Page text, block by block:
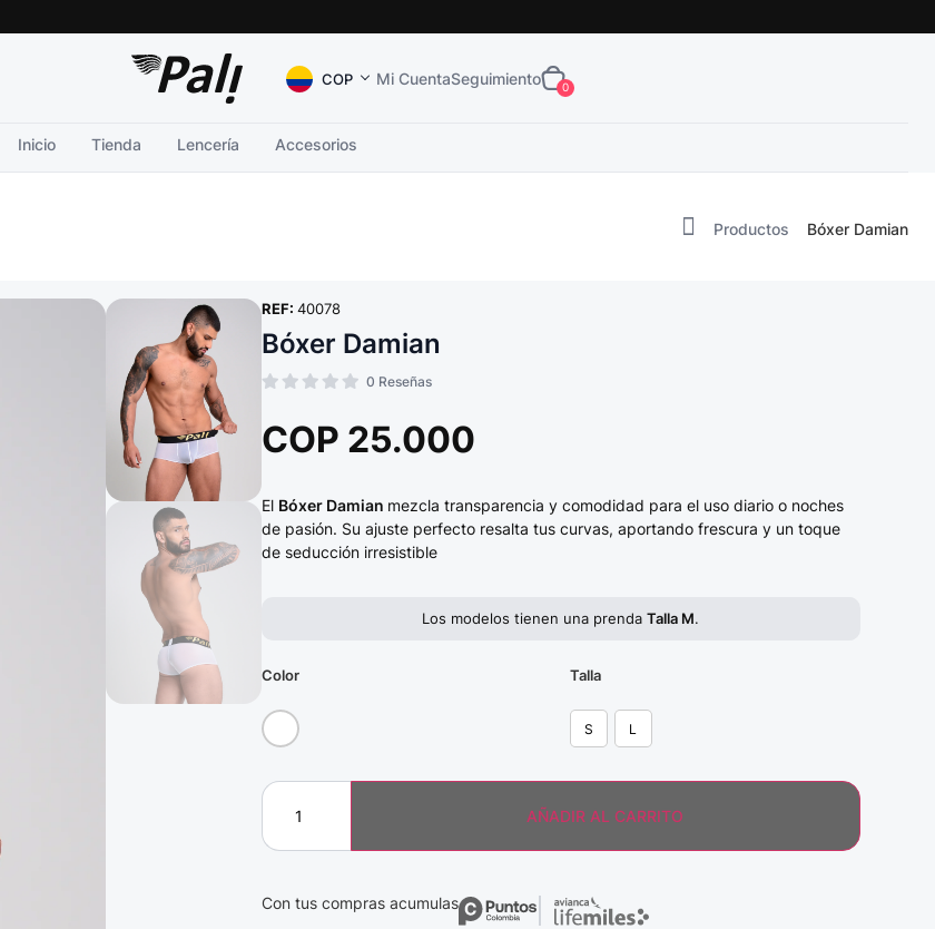
COP Mi CuentaSeguimiento 0
Inicio Tienda Lencería Accesorios
Productos Bóxer Damian
REF:40078
Bóxer Damian
0 Reseñas
COP 25.000
El Bóxer Damian mezcla transparencia y comodidad para el uso diario o noches
de pasión. Su ajuste perfecto resalta tus curvas, aportando frescura y un toque
de seducción irresistible
Los modelos tienen una prendaTalla M.
Color Talla
S L
AÑADIR AL CARRITO
Con tus compras acumulas